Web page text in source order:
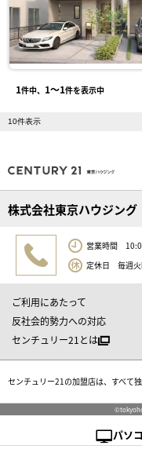
1件中、 1〜1件を表示中
株式会社東京ハウジング
営業時間
定休日 毎週火
ご利用にあたって
反社会的勢力への対応
センチュリー21とは
センチュリー21の加盟店は、すべて独
パソ